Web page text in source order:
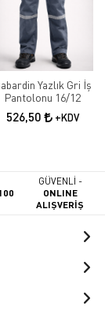
Yazlık Gri İş
Pantolonu 16/12
526,50 +KDV
GÜVENLİ -
ONLINE
ALIŞVERİŞ